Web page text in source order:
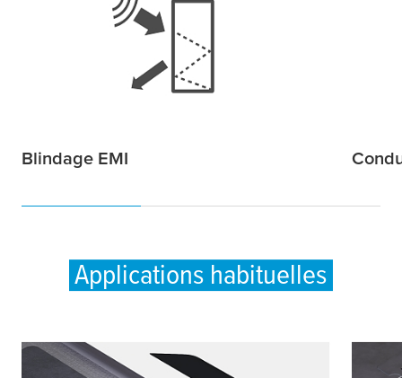
Blindage EMI
Applications habituelles